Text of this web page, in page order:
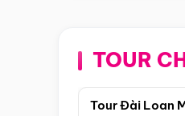
TOUR
Tour Đài Loan